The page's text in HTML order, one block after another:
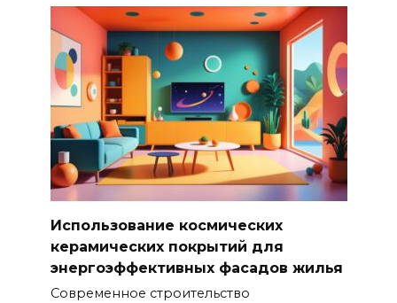
Использование космических
керамических покрытий для
энергоэффективных фасадов жилья
Современное строительство